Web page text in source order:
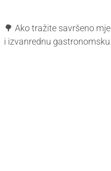
🌳 Ako tražite savršeno
i izvanrednu